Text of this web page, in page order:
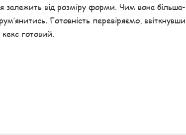
залежить від розміру форми. Чим вона більша-
Готовність перевіряємо, ввіткнувши
готовий.